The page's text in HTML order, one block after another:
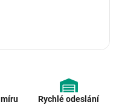
Rychlé odeslání